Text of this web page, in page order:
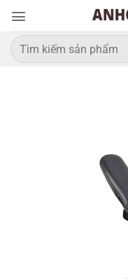
qua
nội
dung
Tìm
kiếm: